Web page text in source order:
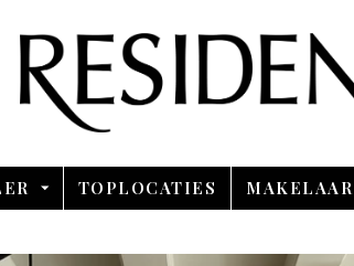
TOPLOCATIES MAKELAAR